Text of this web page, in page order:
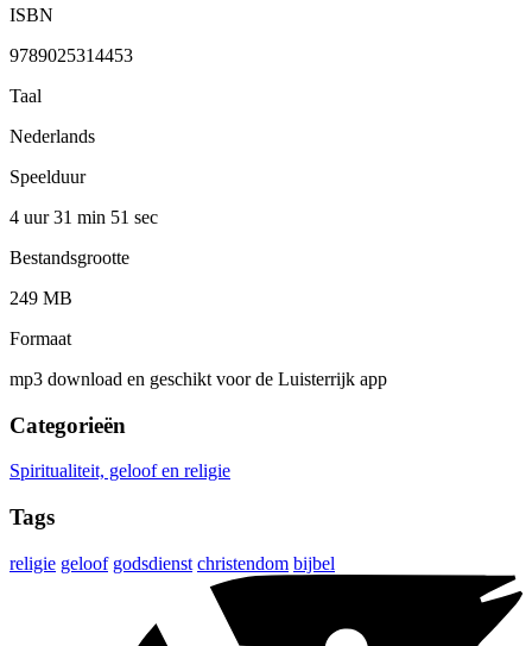
ISBN
9789025314453
Taal
Nederlands
Speelduur
4 uur 31 min 51 sec
Bestandsgrootte
249 MB
Formaat
mp3 download en geschikt voor de Luisterrijk app
Categorieën
Spiritualiteit, geloof en religie
Tags
religie geloof godsdienst christendom bijbel